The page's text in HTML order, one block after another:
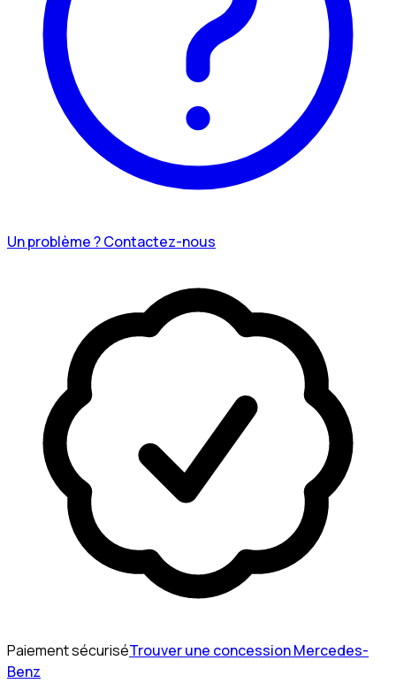
Un problème ? Contactez-nous
Paiement sécuriséTrouver une concession Mercedes-
Benz